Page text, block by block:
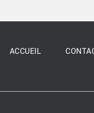
ACCUEIL